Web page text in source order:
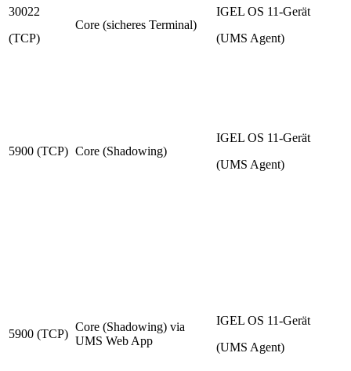
30022
(TCP)
Core (sicheres Terminal)
IGEL OS 11-Gerät
(UMS Agent)
5900 (TCP) Core (Shadowing)
IGEL OS 11-Gerät
(UMS Agent)
5900 (TCP)
Core (Shadowing) via
UMS Web App
IGEL OS 11-Gerät
(UMS Agent)